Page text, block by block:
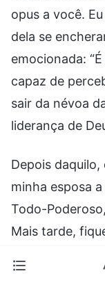
opus a você.
dela se
emocionada:
capaz de
sair da névoa
liderança de
Depois
minha esposa
Todo-
Mais tarde,
muito. Numa